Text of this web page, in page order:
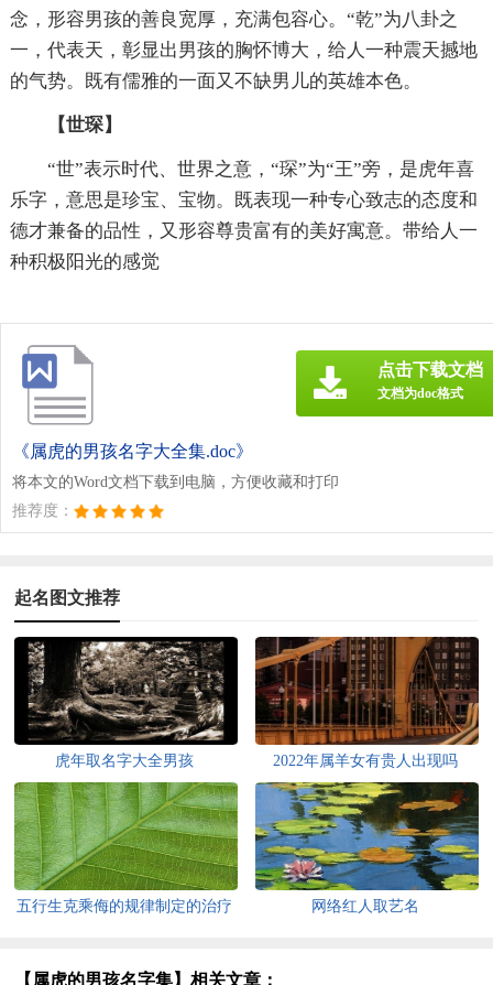
念，形容男孩的善良宽厚，充满包容心。“乾”为八卦之
一，代表天，彰显出男孩的胸怀博大，给人一种震天撼地
的气势。既有儒雅的一面又不缺男儿的英雄本色。
【世琛】
“世”表示时代、世界之意，“琛”为“王”旁，是虎年喜
乐字，意思是珍宝、宝物。既表现一种专心致志的态度和
德才兼备的品性，又形容尊贵富有的美好寓意。带给人一
种积极阳光的感觉
《属虎的男孩名字大全集.doc》
将本文的Word文档下载到电脑，方便收藏和打印
推荐度：
点击下载文档
文档为doc格式
起名图文推荐
虎年取名字大全男孩 2022年属羊女有贵人出现吗
五行生克乘侮的规律制定的治疗
网络红人取艺名
【属虎的男孩名字集】相关文章：